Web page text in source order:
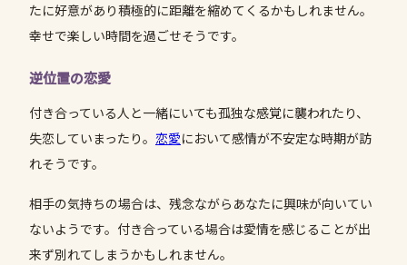
たに好意があり積極的に距離を縮めてくるかもしれません。
幸せで楽しい時間を過ごせそうです。
逆位置の恋愛
付き合っている人と一緒にいても孤独な感覚に襲われたり、
失恋していまったり。 恋愛において感情が不安定な時期が訪
れそうです。
相手の気持ちの場合は、残念ながらあなたに興味が向いてい
ないようです。付き合っている場合は愛情を感じることが出
来ず別れてしまうかもしれません。